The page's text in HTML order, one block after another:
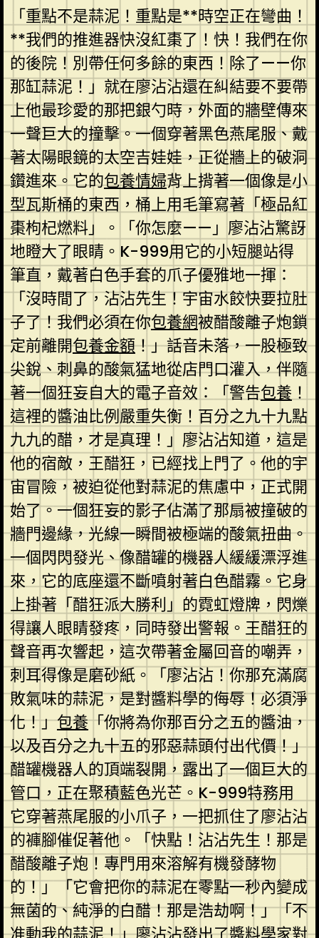
「重點不是蒜泥！重點是**時空正在彎曲！
**我們的推進器快沒紅棗了！快！我們在你
的後院！別帶任何多餘的東西！除了——你
那缸蒜泥！」就在廖沾沾還在糾結要不要帶
上他最珍愛的那把銀勺時，外面的牆壁傳來
一聲巨大的撞擊。一個穿著黑色燕尾服、戴
著太陽眼鏡的太空吉娃娃，正從牆上的破洞
鑽進來。它的包養情婦背上揹著一個像是小
型瓦斯桶的東西，桶上用毛筆寫著「極品紅
棗枸杞燃料」。「你怎麼——」廖沾沾驚訝
地瞪大了眼睛。K-999用它的小短腿站得
筆直，戴著白色手套的爪子優雅地一揮：
「沒時間了，沾沾先生！宇宙水餃快要拉肚
子了！我們必須在你包養網被醋酸離子炮鎖
定前離開包養金額！」話音未落，一股極致
尖銳、刺鼻的酸氣猛地從店門口灌入，伴隨
著一個狂妄自大的電子音效：「警告包養 ！
這裡的醬油比例嚴重失衡！百分之九十九點
九九的醋，才是真理！」廖沾沾知道，這是
他的宿敵，王醋狂，已經找上門了。他的宇
宙冒險，被迫從他對蒜泥的焦慮中，正式開
始了。一個狂妄的影子佔滿了那扇被撞破的
牆門邊緣，光線一瞬間被極端的酸氣扭曲。
一個閃閃發光、像醋罐的機器人緩緩漂浮進
來，它的底座還不斷噴射著白色醋霧。它身
上掛著「醋狂派大勝利」的霓虹燈牌，閃爍
得讓人眼睛發疼，同時發出警報。王醋狂的
聲音再次響起，這次帶著金屬回音的嘲弄，
刺耳得像是磨砂紙。「廖沾沾！你那充滿腐
敗氣味的蒜泥，是對醬料學的侮辱！必須淨
化！」包養「你將為你那百分之五的醬油，
以及百分之九十五的邪惡蒜頭付出代價！」
醋罐機器人的頂端裂開，露出了一個巨大的
管口，正在聚積藍色光芒。K-999特務用
它穿著燕尾服的小爪子，一把抓住了廖沾沾
的褲腳催促著他。「快點！沾沾先生！那是
醋酸離子炮！專門用來溶解有機發酵物
的！」「它會把你的蒜泥在零點一秒內變成
無菌的、純淨的白醋！那是浩劫啊！」「不